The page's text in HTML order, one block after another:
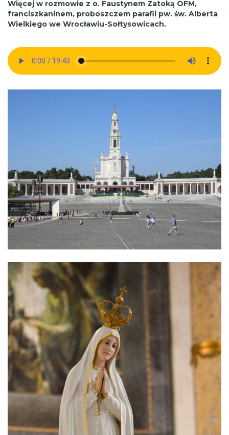
Więcej w rozmowie z o. Faustynem Zatoką OFM,
franciszkaninem, proboszczem parafii pw. św. Alberta
Wielkiego we Wrocławiu-Sołtysowicach.